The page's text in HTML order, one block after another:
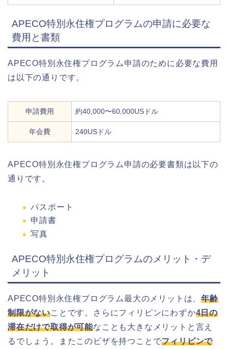
APECO特別永住権プログラムの申請に必要な
費用と書類
APECO特別永住権プログラム申請のために必要な費用
は以下の通りです。
申請費用 約40,000〜60,000USドル
年会費 240USドル
APECO特別永住権プログラム申請の必要書類は以下の
通りです。
パスポート
申請書
写真
APECO特別永住権プログラムのメリット・デ
メリット
APECO特別永住権プログラム最大のメリットは、年齢
制限がないことです。さらにフィリピンにわずか4日の
滞在だけで取得が可能なことも大きなメリットと言え
るでしょう。またこのビザを持つことでフィリピンで